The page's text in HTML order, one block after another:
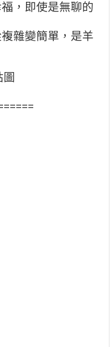
，即使是無聊的
雜變簡單，是羊